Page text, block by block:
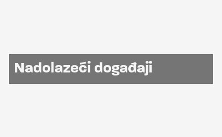
Nadolazeći događaji